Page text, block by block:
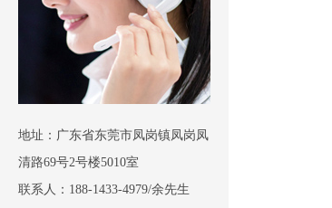
地址：广东省东莞市凤岗镇凤岗凤
清路69号2号楼5010室
联系人：188-1433-4979/余先生